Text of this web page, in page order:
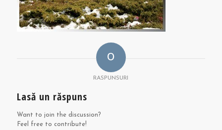
0
RASPUNSURI
Lasă un răspuns
Want to join the discussion?
Feel free to contribute!